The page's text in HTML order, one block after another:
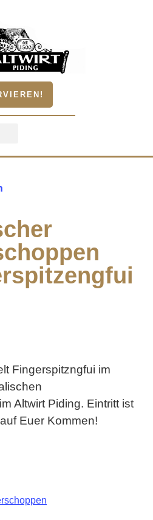
Fingerspitzngfui im
Altwirt Piding. Eintritt ist
Euer Kommen!